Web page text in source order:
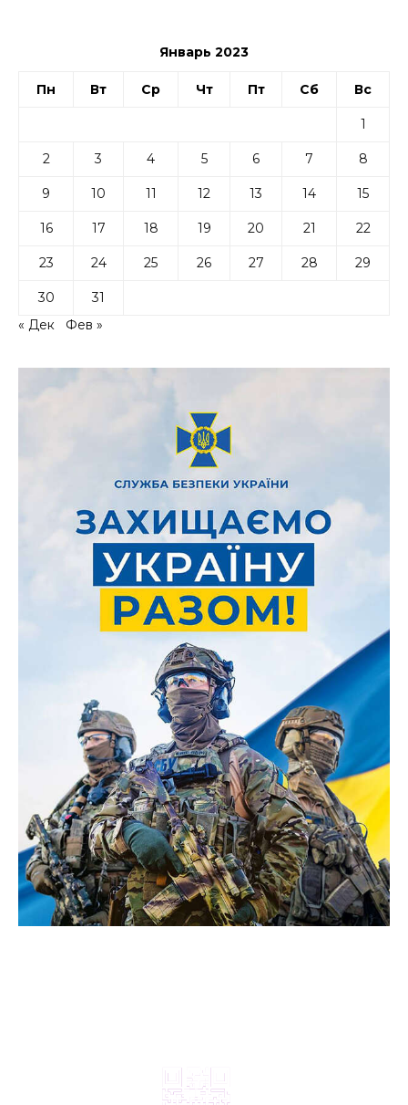
Январь 2023
Пн Вт Ср Чт Пт Сб Вс
1
2 3 4 5 6 7 8
9 10 11 12 13 14 15
16 17 18 19 20 21 22
23 24 25 26 27 28 29
30
31
« Дек
Фев »